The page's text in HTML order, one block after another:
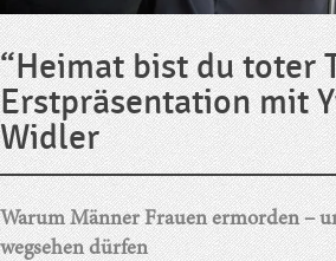
“Heimat bist du toter
Erstpräsentation mit
Widler
Warum Männer Frauen ermorden –
wegsehen dürfen